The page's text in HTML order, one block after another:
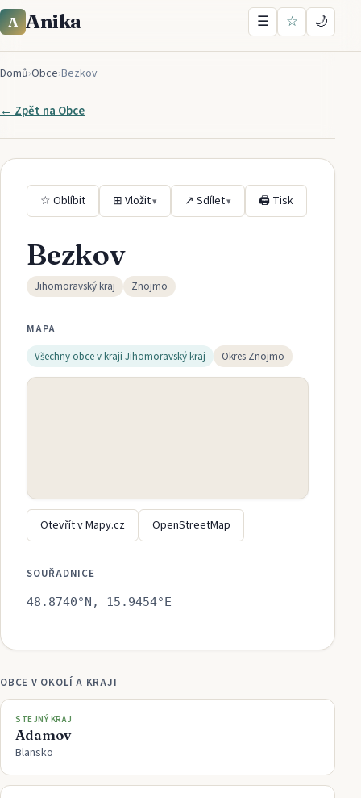
A Anika ☰ ☆ 🌙
Domů›Obce›Bezkov
← Zpět na Obce
☆ Oblíbit ⊞ Vložit▾ ↗ Sdílet▾ 🖨 Tisk
Bezkov
Jihomoravský kraj Znojmo
MAPA
Všechny obce v kraji Jihomoravský kraj Okres Znojmo
Otevřít v Mapy.cz OpenStreetMap
SOUŘADNICE
48.8740°N, 15.9454°E
OBCE V OKOLÍ A KRAJI
STEJNÝ KRAJ
Adamov
Blansko